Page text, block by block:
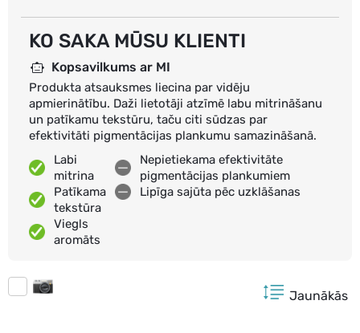
KO SAKA MŪSU KLIENTI
Kopsavilkums ar MI
Produkta atsauksmes liecina par vidēju
apmierinātību. Daži lietotāji atzīmē labu mitrināšanu
un patīkamu tekstūru, taču citi sūdzas par
efektivitāti pigmentācijas plankumu samazināšanā.
Labi
mitrina
Patīkama
tekstūra
Viegls
aromāts
Nepietiekama efektivitāte
pigmentācijas plankumiem
Lipīga sajūta pēc uzklāšanas
Jaunākās